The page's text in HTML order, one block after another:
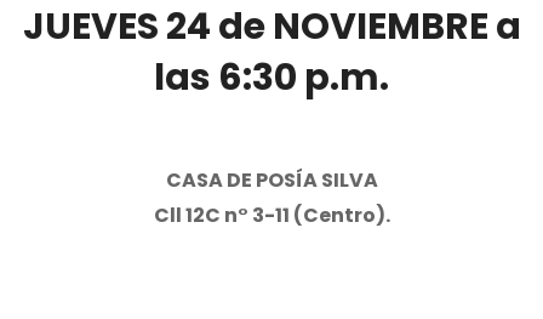
JUEVES 24 de NOVIEMBRE a
las 6:30 p.m.
CASA DE POSÍA SILVA
Cll 12C n° 3-11 (Centro).